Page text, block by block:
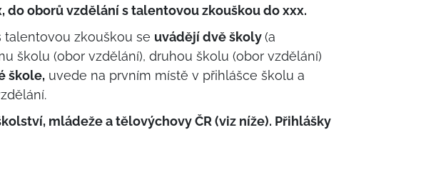
do oborů vzdělání s talentovou zkouškou do xxx.
talentovou zkouškou se uvádějí dvě školy(a
školu (obor vzdělání), druhou školu (obor vzdělání)
škole, uvede na prvním místě v přihlášce školu a
mládeže a tělovýchovy ČR (viz níže). Přihlášky